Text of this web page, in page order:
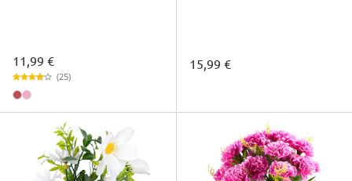
11,99 €
(25)
15,99 €